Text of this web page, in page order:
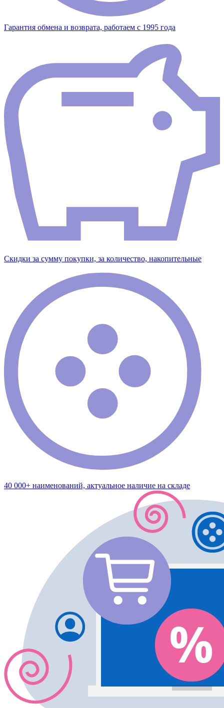
Гарантия обмена и возврата, работаем с 1995 года
Скидки за сумму покупки, за количество, накопительные
40 000+ наименований, актуальное наличие на складе